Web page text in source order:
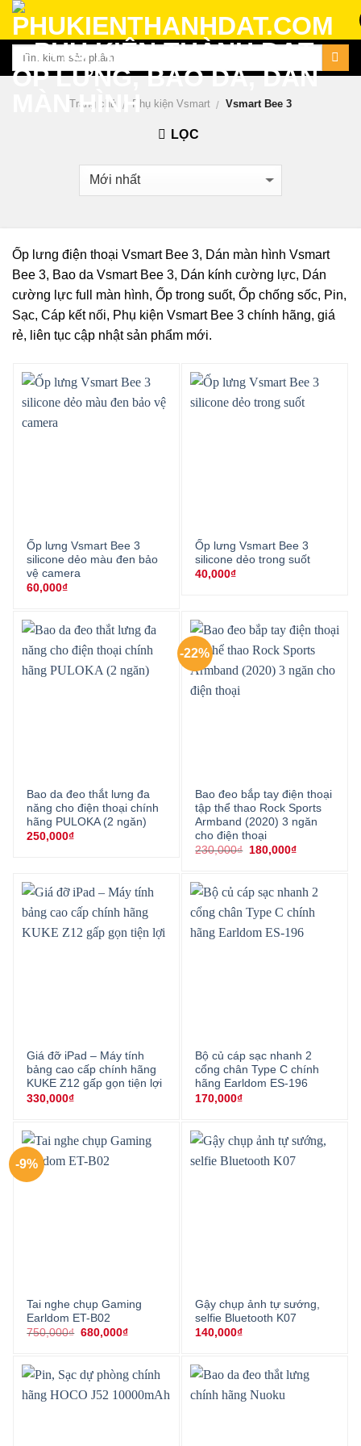
Skip
content
Trang chủ / Phụ kiện Vsmart / Vsmart Bee 3
LỌC
Ốp lưng điện thoại Vsmart Bee 3, Dán màn hình Vsmart
Bee 3, Bao da Vsmart Bee 3, Dán kính cường lực, Dán
cường lực full màn hình, Ốp trong suốt, Ốp chống sốc, Pin,
Sạc, Cáp kết nối, Phụ kiện Vsmart Bee 3 chính hãng, giá
rẻ, liên tục cập nhật sản phẩm mới.
Ốp lưng Vsmart Bee 3
silicone dẻo màu đen bảo
vệ camera
60,000₫
Ốp lưng Vsmart Bee 3
silicone dẻo trong suốt
40,000₫
Bao da đeo thắt lưng đa
năng cho điện thoại chính
hãng PULOKA (2 ngăn)
250,000₫
-22%
Bao đeo bắp tay điện thoại
tập thể thao Rock Sports
Armband (2020) 3 ngăn
cho điện thoại
230,000₫ Giá
180,000₫Giá
180,000₫.
Giá đỡ iPad – Máy tính
bảng cao cấp chính hãng
KUKE Z12 gấp gọn tiện lợi
330,000₫
Bộ củ cáp sạc nhanh 2
cổng chân Type C chính
hãng Earldom ES-196
170,000₫
-9%
Tai nghe chụp Gaming
Earldom ET-B02
750,000₫ Giá
680,000₫Giá
680,000₫.
Gậy chụp ảnh tự sướng,
selfie Bluetooth K07
140,000₫